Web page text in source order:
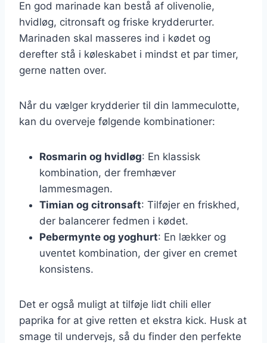
En god marinade kan bestå af olivenolie,
hvidløg, citronsaft og friske krydderurter.
Marinaden skal masseres ind i kødet og
derefter stå i køleskabet i mindst et par timer,
gerne natten over.
Når du vælger krydderier til din lammeculotte,
kan du overveje følgende kombinationer:
Rosmarin og hvidløg: En klassisk
kombination, der fremhæver
lammesmagen.
Timian og citronsaft: Tilføjer en friskhed,
der balancerer fedmen i kødet.
Pebermynte og yoghurt: En lækker og
uventet kombination, der giver en cremet
konsistens.
Det er også muligt at tilføje lidt chili eller
paprika for at give retten et ekstra kick. Husk at
smage til undervejs, så du finder den perfekte